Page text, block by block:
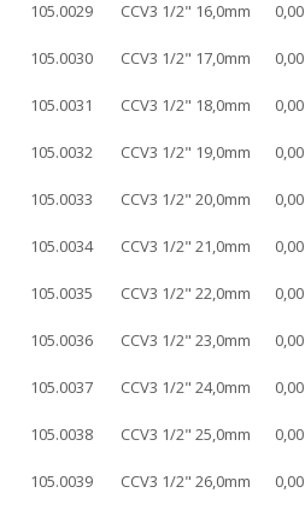
105.0029 CCV3 1/2" 16,0mm 0,00
105.0030 CCV3 1/2" 17,0mm 0,00
105.0031 CCV3 1/2" 18,0mm 0,00
105.0032 CCV3 1/2" 19,0mm 0,00
105.0033 CCV3 1/2" 20,0mm 0,00
105.0034 CCV3 1/2" 21,0mm 0,00
105.0035 CCV3 1/2" 22,0mm 0,00
105.0036 CCV3 1/2" 23,0mm 0,00
105.0037 CCV3 1/2" 24,0mm 0,00
105.0038 CCV3 1/2" 25,0mm 0,00
105.0039 CCV3 1/2" 26,0mm 0,00